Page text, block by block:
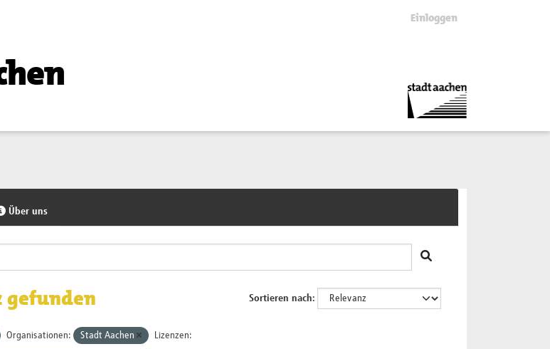
Einloggen
Über uns
Sortieren nach
gefunden
Organisationen: Stadt Aachen Lizenzen: